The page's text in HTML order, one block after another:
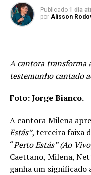
Publicado 1 dia
por Alisson
A cantora transforma
testemunho cantado
Foto: Jorge Bianco.
A cantora Milena
Estás”, terceira faixa
“Perto Estás” (Ao
Caettano, Milena,
ganha um significado